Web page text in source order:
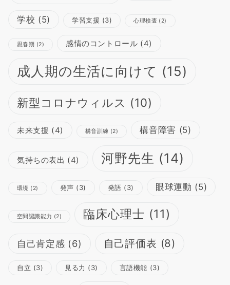
学校 (5) 学習支援 (3) 心理検査 (2)
思春期 (2) 感情のコントロール (4)
成人期の生活に向けて (15)
新型コロナウィルス (10)
未来支援 (4) 構音訓練 (2) 構音障害 (5)
気持ちの表出 (4) 河野先生 (14)
環境 (2) 発声 (3) 発語 (3) 眼球運動 (5)
空間認識能力 (2) 臨床心理士 (11)
自己肯定感 (6) 自己評価表 (8)
自立 (3) 見る力 (3) 言語機能 (3)